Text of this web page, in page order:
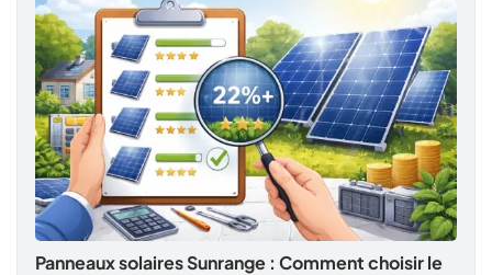
Panneaux solaires Sunrange : Comment choisir le